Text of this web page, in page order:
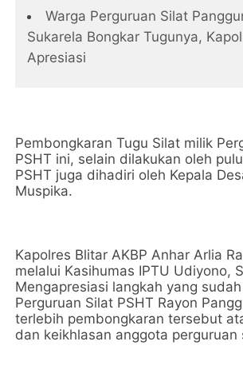
Warga Perguruan Silat
Sukarela Bongkar Tugunya,
Apresiasi
Pembongkaran Tugu Silat milik
PSHT ini, selain dilakukan oleh
PSHT juga dihadiri oleh Kepala
Muspika.
Kapolres Blitar AKBP Anhar Arlia
melalui Kasihumas IPTU Udiyono,
Mengapresiasi langkah yang
Perguruan Silat PSHT Rayon
terlebih pembongkaran tersebut
dan keikhlasan anggota perguruan